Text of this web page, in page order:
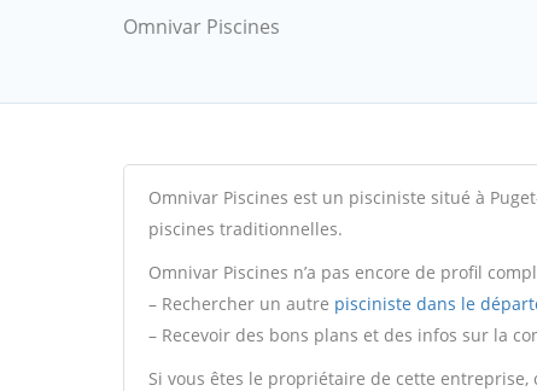
Omnivar Piscines
Omnivar Piscines est un pisciniste situé à
piscines traditionnelles.
Omnivar Piscines n’a pas encore de profil
– Rechercher un autre pisciniste dans le
– Recevoir des bons plans et des infos sur la
Si vous êtes le propriétaire de cette entreprise,